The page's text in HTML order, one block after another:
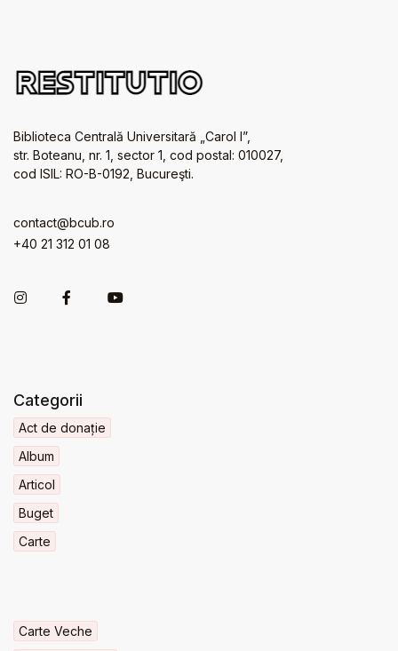
Biblioteca Centrală Universitară „Carol I”,
str. Boteanu, nr. 1, sector 1, cod postal: 010027,
cod ISIL: RO-B-0192, Bucureşti.
contact@bcub.ro
+40 21 312 01 08
Categorii
Act de donație
Album
Articol
Buget
Carte
Carte Veche